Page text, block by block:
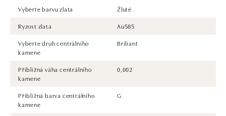
Vyberte barvu zlata
Žluté
Ryzost zlata
Au585
Vyberte druh centrálního
kamene
Briliant
Přibližná váha centrálního
kamene
0,002
Přibližná barva centrálního
kamene
G